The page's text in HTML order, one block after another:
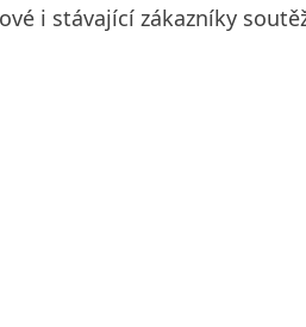
i stávající zákazníky